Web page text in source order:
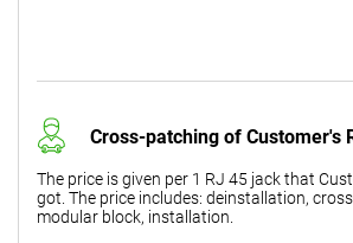
Cross-patching of Customer's
The price is given per 1 RJ 45 jack that
got. The price includes: deinstallation,
modular block, installation.